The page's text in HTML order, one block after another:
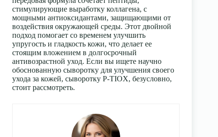
стимулирующие выработку коллагена, с
мощными антиоксидантами, защищающими от
воздействия окружающей среды. Этот двойной
подход помогает со временем улучшить
упругость и гладкость кожи, что делает ее
стоящим вложением в долгосрочный
антивозрастной уход. Если вы ищете научно
обоснованную сыворотку для улучшения своего
ухода за кожей, сыворотку P-TIOX, безусловно,
стоит рассмотреть.